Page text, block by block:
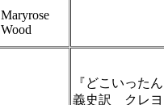
Maryrose
Wood
『どこいった
義史訳 クレ